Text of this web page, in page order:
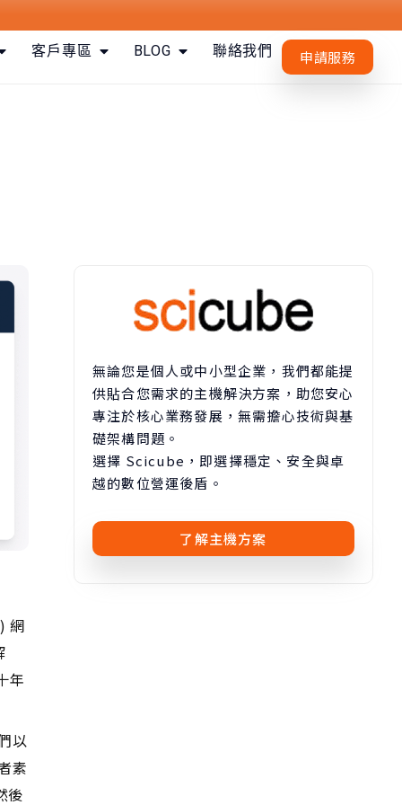
客戶專區 BLOG 聯絡我們 申請服務
網
年
以
素
後
無論您是個人或中小型企業，我們都能提
供貼合您需求的主機解決方案，助您安心
專注於核心業務發展，無需擔心技術與基
礎架構問題。
選擇 Scicube，即選擇穩定、安全與卓
越的數位營運後盾。
了解主機方案